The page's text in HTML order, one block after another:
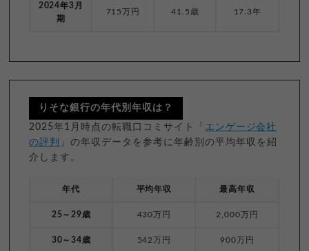
2024年3月
期
715万円 41.5歳 17.3年
りそな銀行の年代別年収は？
2025年1月時点の転職口コミサイト「 エンゲージ会社
の評判
」の年収データを参考に年齢別の平均年収を紹
介します。
年代 平均年収 最高年収
25～29歳 430万円 2,000万円
30～34歳 542万円 900万円